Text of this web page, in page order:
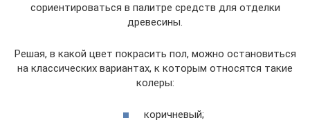
сориентироваться в палитре средств для отделки
древесины.
Решая, в какой цвет покрасить пол, можно остановиться
на классических вариантах, к которым относятся такие
колеры:
коричневый;